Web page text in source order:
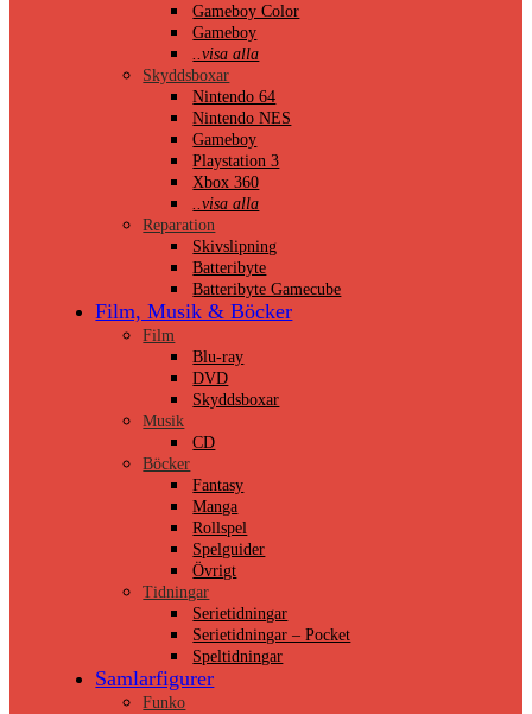
Gameboy Color
Gameboy
..visa alla
Skyddsboxar
Nintendo 64
Nintendo NES
Gameboy
Playstation 3
Xbox 360
..visa alla
Reparation
Skivslipning
Batteribyte
Batteribyte Gamecube
Film, Musik & Böcker
Film
Blu-ray
DVD
Skyddsboxar
Musik
CD
Böcker
Fantasy
Manga
Rollspel
Spelguider
Övrigt
Tidningar
Serietidningar
Serietidningar – Pocket
Speltidningar
Samlarfigurer
Funko